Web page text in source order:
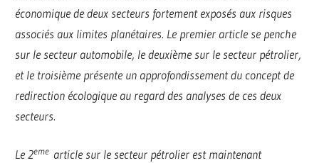
économique de deux secteurs fortement exposés aux risques
associés aux limites planétaires. Le premier article se penche
sur le secteur automobile, le deuxième sur le secteur pétrolier,
et le troisième présente un approfondissement du concept de
redirection écologique au regard des analyses de ces deux
secteurs.
Le 2eme article sur le secteur pétrolier est maintenant